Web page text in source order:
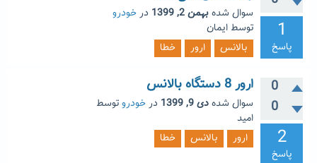
1
پاسخ
سوال شدهبهمن 2, 1399 درخودرو
توسط ایمان
بالانس
ارور خطا
0
0
2
پاسخ
ارور 8 دستگاه بالانس
سوال شدهدی 9, 1399 درخودروتوسط
امید
ارور
بالانس خطا